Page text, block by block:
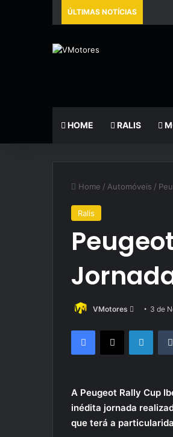
ÚLTIMAS NOTÍCIAS
HOME RALIS
Home / Automóveis /
Ralis
VMotores
Send
email
3 de
Facebook
X
A Peugeot Rally Cup
inédita jornada
que terá a